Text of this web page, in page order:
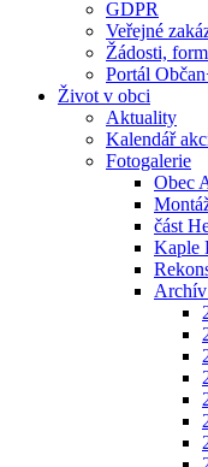
GDPR
Veřejné
Žádosti,
Portál
Život v obci
Aktuality
Kalendář
Fotogalerie
Obec
část
Kaple